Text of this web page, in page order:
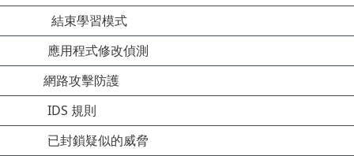
結束學習模式
應用程式修改偵測
網路攻擊防護
IDS 規則
已封鎖疑似的威脅